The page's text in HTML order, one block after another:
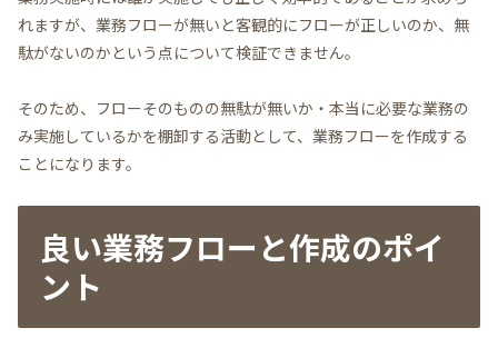
れますが、業務フローが無いと客観的にフローが正しいのか、無
駄がないのかという点について検証できません。
そのため、フローそのものの無駄が無いか・本当に必要な業務の
み実施しているかを棚卸する活動として、業務フローを作成する
ことになります。
良い業務フローと作成のポイ
ント